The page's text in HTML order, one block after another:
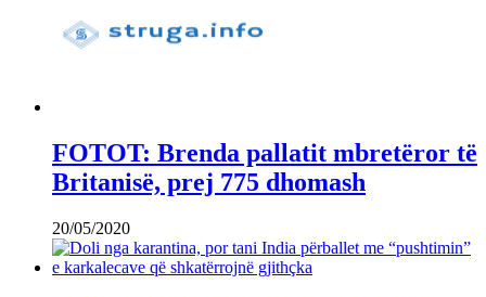
FOTOT: Brenda pallatit mbretëror të
Britanisë, prej 775 dhomash
20/05/2020